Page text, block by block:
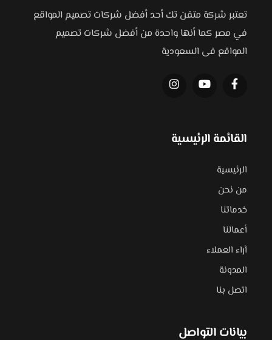
تعتبر شركة متقن تك أحد أفضل شركات تصميم المواقع
في مصر كما أنها واحدة من أفضل شركات تصميم
المواقع فى السعودية
القائمة الرئيسية
الرئيسية
من نحن
خدماتنا
أعمالنا
آراء العملاء
المدونة
اتصل بنا
بيانات التواصل